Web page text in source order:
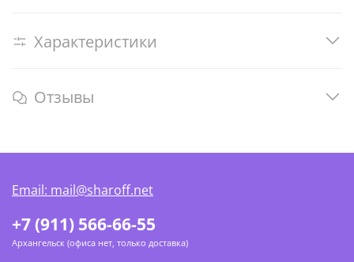
Характеристики
Отзывы
+7 (911) 566-66-55
Архангельск (офиса нет, только доставка)
Email: mail@sharoff.net